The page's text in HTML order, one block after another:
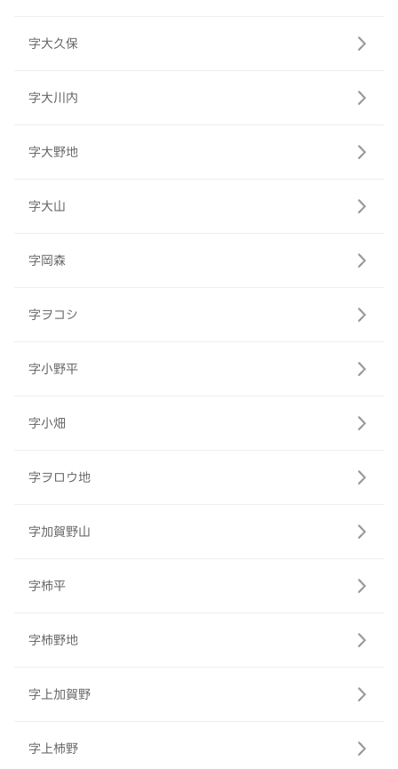
字大久保
字大川内
字大野地
字大山
字岡森
字ヲコシ
字小野平
字小畑
字ヲロウ地
字加賀野山
字柿平
字柿野地
字上加賀野
字上柿野